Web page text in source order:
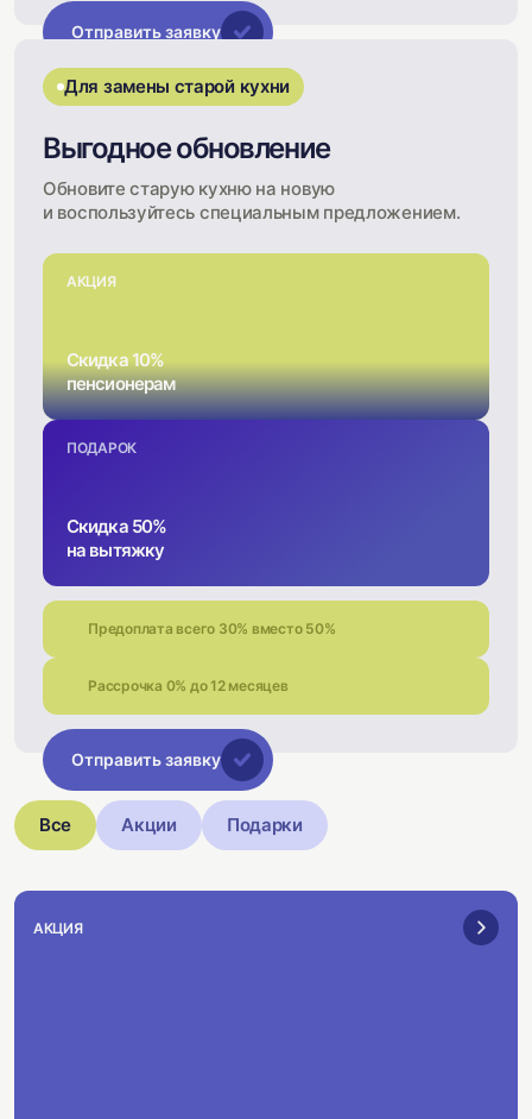
Отправить заявку
Для замены старой кухни
Выгодное обновление
Обновите старую кухню на новую
и воспользуйтесь специальным предложением.
АКЦИЯ
Скидка 10%
пенсионерам
ПОДАРОК
Скидка 50%
на вытяжку
Предоплата всего 30% вместо 50%
Рассрочка 0% до 12 месяцев
Отправить заявку
Все Акции Подарки
АКЦИЯ